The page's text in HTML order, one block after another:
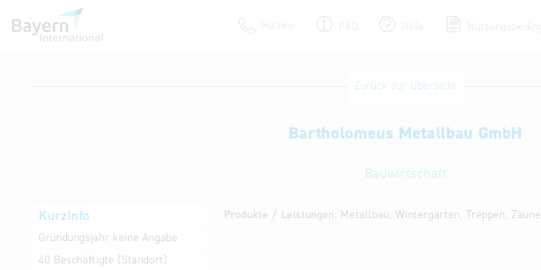
Hotline FAQ Hilfe
Eintrag ändern / löschen
Aktualisieren Sie Ihren bestehenden Eintrag
Internationale Datenbanken
Zurück zur Übersicht
Bartholomeus Metallbau GmbH
Bauwirtschaft
Kurzinfo
Gründungsjahr keine Angabe
40 Beschäftigte (Standort)
Produkte / Leistungen: Metallbau, Wintergärten, Treppen, Zäune